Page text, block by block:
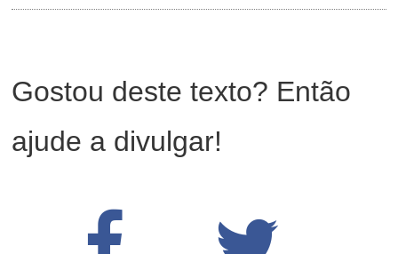
Gostou deste texto? Então
ajude a divulgar!